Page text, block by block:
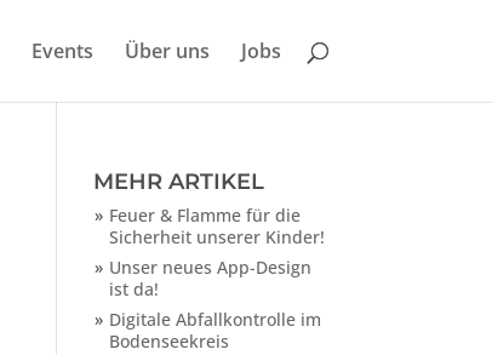
Events Über uns Jobs
MEHR ARTIKEL
Feuer & Flamme für die
Sicherheit unserer Kinder!
Unser neues App-Design
ist da!
Digitale Abfallkontrolle im
Bodenseekreis